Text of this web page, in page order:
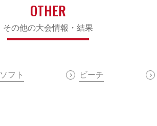
OTHER
その他の大会情報・結果
ソフト ビーチ